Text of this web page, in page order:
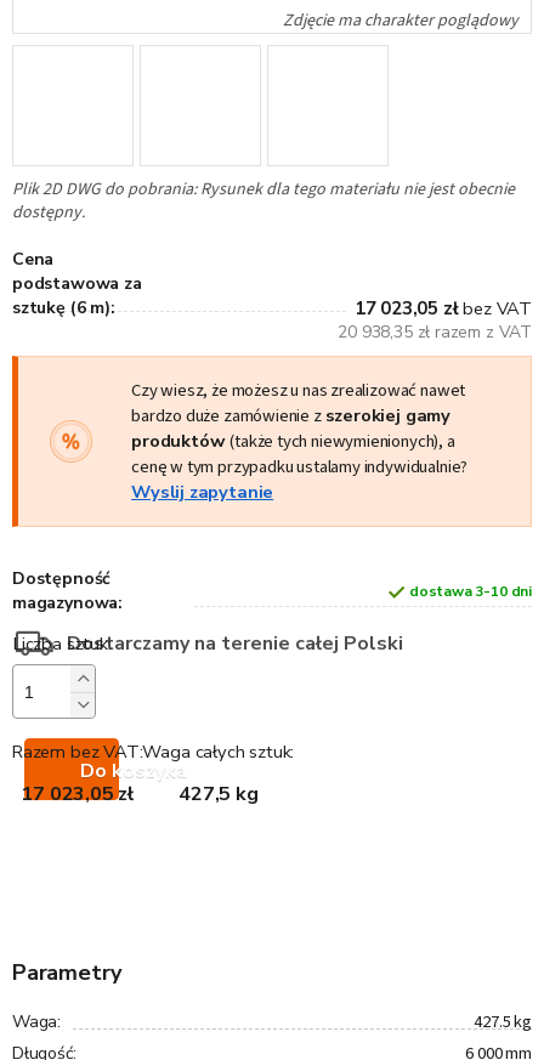
Plik 2D DWG do pobrania: Rysunek dla tego materiału nie jest obecnie
dostępny.
Cena
podstawowa za
sztukę (6 m):
17 023,05 złbez VAT
20 938,35 zł razem z VAT
Czy wiesz, że możesz u nas zrealizować nawet
bardzo duże zamówienie z szerokiej gamy
produktów(także tych niewymienionych), a
cenę w tym przypadku ustalamy indywidualnie?
Wyslij zapytanie
Dostępność
magazynowa:
dostawa 3-10 dni
Dostarczamy na terenie całej Polski
Do koszyka
Waga całych sztuk:
427,5 kg
Razem bez VAT:
17 023,05 zł
Parametry
Waga: 427.5 kg
Długość: 6 000 mm